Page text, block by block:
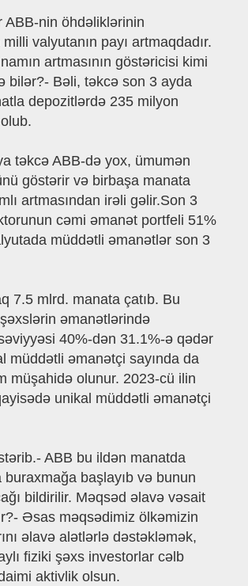
ABB-nin öhdəliklərinin
valyutanın payı artmaqdadır.
artmasının göstəricisi kimi
bilər?- Bəli, təkcə son 3 ayda
depozitlərdə 235 milyon
təkcə ABB-də yox, ümumən
göstərir və birbaşa manata
artmasından irəli gəlir.Son 3
cəmi əmanət portfeli 51%
müddətli əmanətlər son 3
7.5 mlrd. manata çatıb. Bu
əmanətlərində
40%-dən 31.1%-ə qədər
müddətli əmanətçi sayında da
müşahidə olunur. 2023-cü ilin
unikal müddətli əmanətçi
ABB bu ildən manatda
buraxmağa başlayıb və bunun
bildirilir. Məqsəd əlavə vəsait
Əsas məqsədimiz ölkəmizin
əlavə alətlərlə dəstəkləmək,
fiziki şəxs investorlar cəlb
aktivlik olsun.